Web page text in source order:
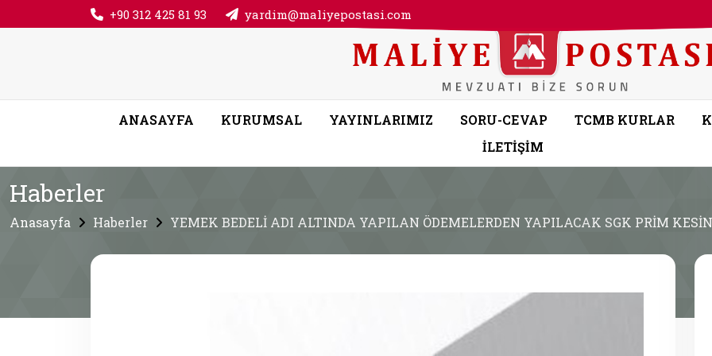
+90 312 425 81 93 yardim@maliyepostasi.com
ANASAYFA KURUMSAL YAYINLARIMIZ SORU-CEVAP TCMB KURLAR
İLETİŞİM
Haberler
Anasayfa Haberler YEMEK BEDELİ ADI ALTINDA YAPILAN ÖDEMELERDEN YAPILACAK SGK PRİM